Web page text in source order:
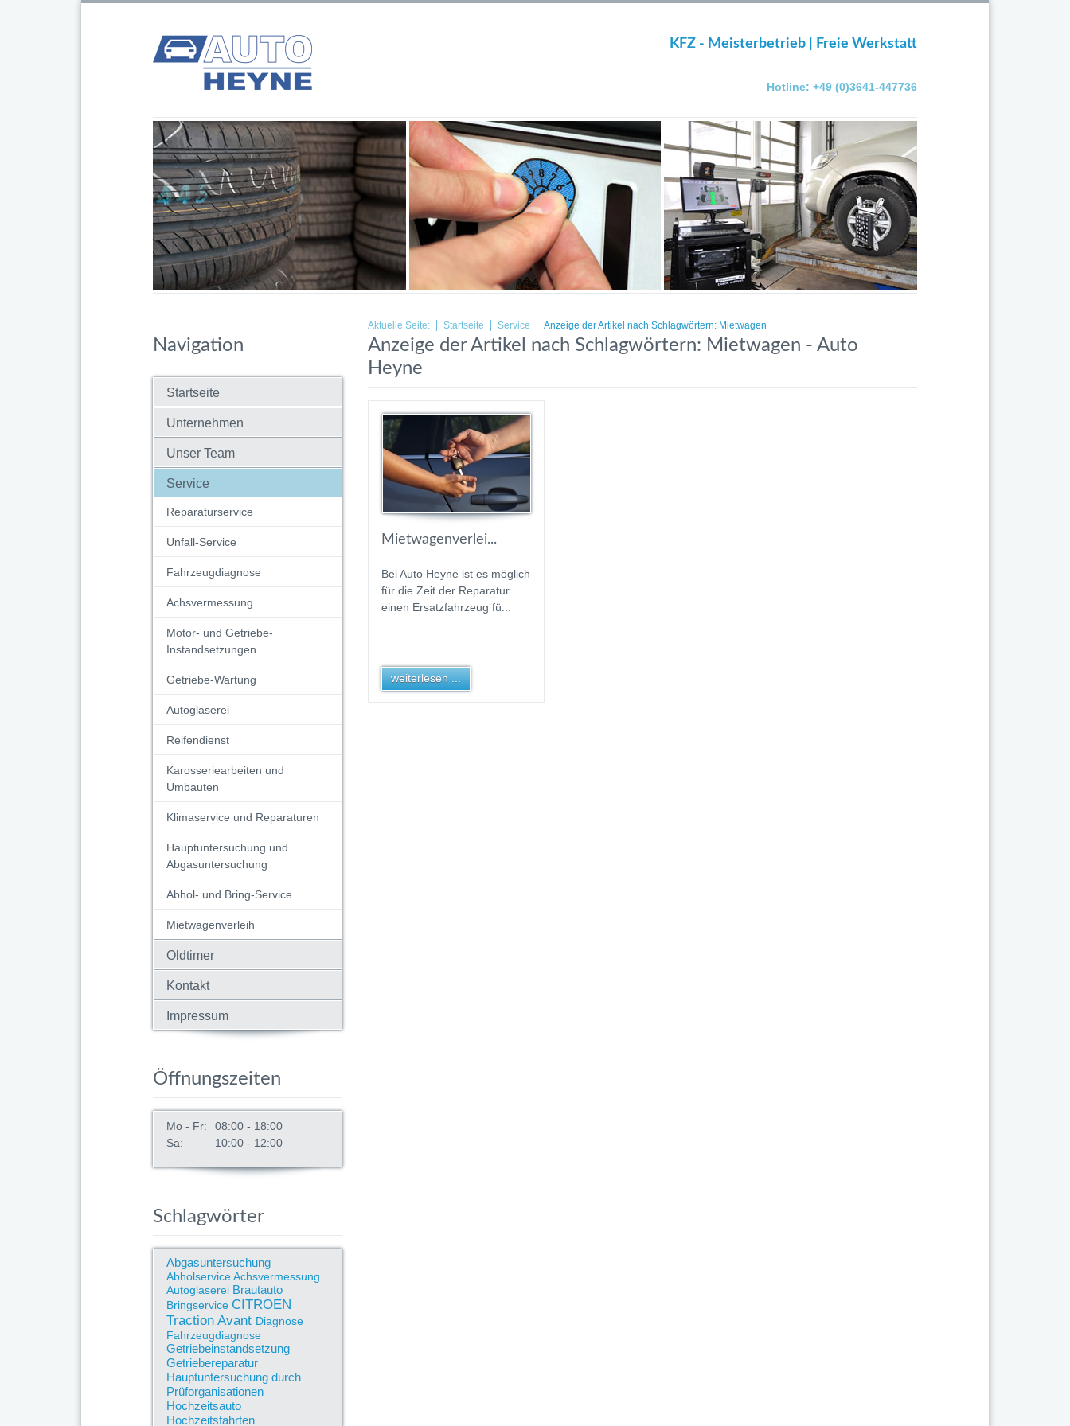
KFZ - Meisterbetrieb | Freie Werkstatt
Hotline: +49 (0)3641-447736
Navigation
Startseite
Unternehmen
Unser Team
Service
Reparaturservice
Unfall-Service
Fahrzeugdiagnose
Achsvermessung
Motor- und Getriebe-
Instandsetzungen
Getriebe-Wartung
Autoglaserei
Reifendienst
Karosseriearbeiten und
Umbauten
Klimaservice und Reparaturen
Hauptuntersuchung und
Abgasuntersuchung
Abhol- und Bring-Service
Mietwagenverleih
Oldtimer
Kontakt
Impressum
Öffnungszeiten
Mo - Fr:
08:00 - 18:00
Sa:
10:00 - 12:00
Schlagwörter
Abgasuntersuchung
AbholserviceAchsvermessung
Autoglaserei Brautauto
Bringservice CITROEN
Traction Avant Diagnose
Fahrzeugdiagnose
Getriebeinstandsetzung
Getriebereparatur
Hauptuntersuchung durch
Prüforganisationen
Hochzeitsauto
Hochzeitsfahrten
Aktuelle Seite: Startseite Service Anzeige der Artikel nach Schlagwörtern: Mietwagen
Anzeige der Artikel nach Schlagwörtern: Mietwagen - Auto
Heyne
Mietwagenverlei...
Bei Auto Heyne ist es möglich
für die Zeit der Reparatur
einen Ersatzfahrzeug fü...
weiterlesen ...